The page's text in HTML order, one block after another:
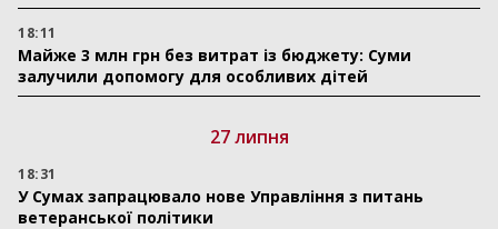
18:11
Майже 3 млн грн без витрат із бюджету: Суми
залучили допомогу для особливих дітей
27 липня
18:31
У Сумах запрацювало нове Управління з питань
ветеранської політики